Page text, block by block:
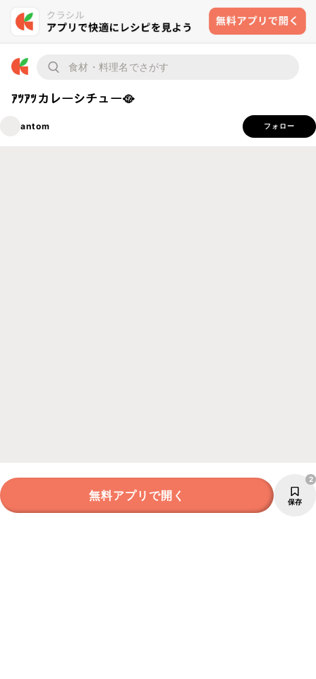
ｱﾂｱﾂカレーシチュー🥘
antom フォロー
無料アプリで開く 保存
2